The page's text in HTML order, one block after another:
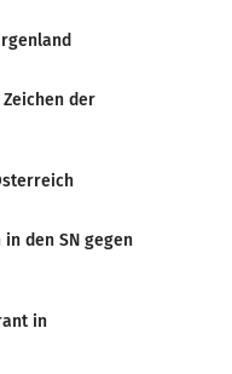
der
den SN gegen
in